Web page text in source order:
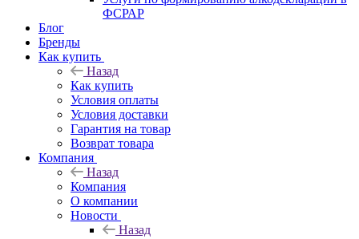
ФСРАР
Блог
Бренды
Как купить
Назад
Как купить
Условия оплаты
Условия доставки
Гарантия на товар
Возврат товара
Компания
Назад
Компания
О компании
Новости
Назад